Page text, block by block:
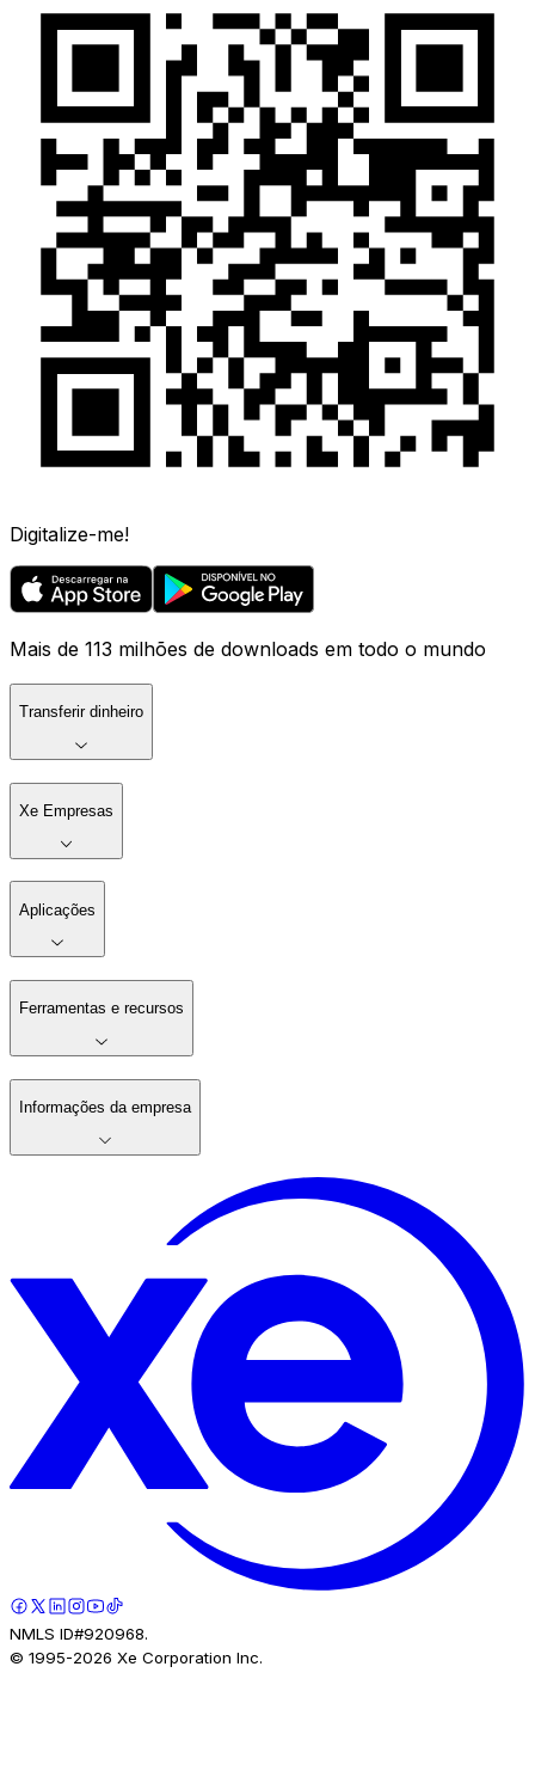
Digitalize-me!
Mais de 113 milhões de downloads em todo o mundo
Transferir dinheiro
Xe Empresas
Aplicações
Ferramentas e recursos
Informações da empresa
NMLS ID#920968.
© 1995-2026 Xe Corporation Inc.